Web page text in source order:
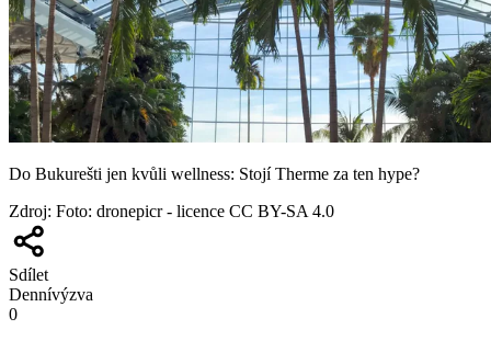
Do Bukurešti jen kvůli wellness: Stojí Therme za ten hype?
Zdroj: Foto: dronepicr - licence CC BY-SA 4.0
Sdílet
Dennívýzva
0